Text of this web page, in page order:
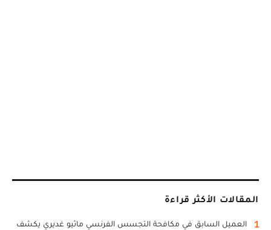
المقالات الأكثر قراءة
1
العميل السابق في مكافحة التجسس الفرنسي ماثيو غديري يكشف